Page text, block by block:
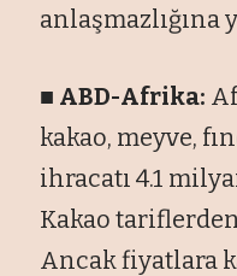
anlaşmazlığına
■ ABD-Afrika:
kakao, meyve,
ihracatı 4.1
Kakao
Ancak fiyatlara